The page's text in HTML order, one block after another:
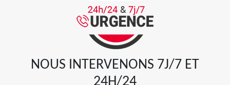
NOUS INTERVENONS 7J/7 ET
24H/24